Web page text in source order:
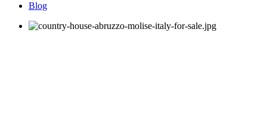
Blog